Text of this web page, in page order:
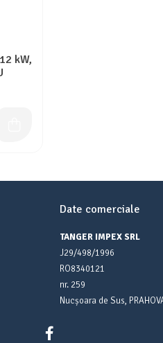
kW,
Date comerciale
TANGER IMPEX SRL
J29/498/1996
RO8340121
nr. 259
Nucșoara de Sus,